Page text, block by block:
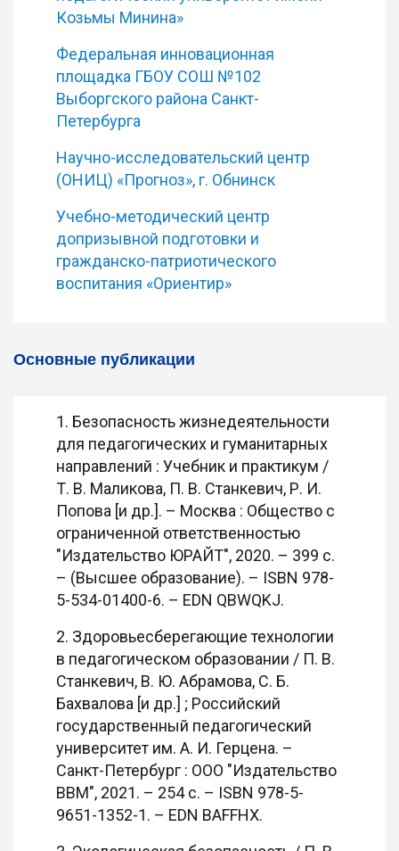
Козьмы Минина»
Федеральная инновационная
площадка ГБОУ СОШ №102
Выборгского района Санкт-
Петербурга
Научно-исследовательский центр
(ОНИЦ) «Прогноз», г. Обнинск
Учебно-методический центр
допризывной подготовки и
гражданско-патриотического
воспитания «Ориентир»
Основные публикации
1. Безопасность жизнедеятельности
для педагогических и гуманитарных
направлений : Учебник и практикум /
Т. В. Маликова, П. В. Станкевич, Р. И.
Попова [и др.]. – Москва : Общество с
ограниченной ответственностью
"Издательство ЮРАЙТ", 2020. – 399 с.
– (Высшее образование). – ISBN 978-
5-534-01400-6. – EDN QBWQKJ.
2. Здоровьесберегающие технологии
в педагогическом образовании / П. В.
Станкевич, В. Ю. Абрамова, С. Б.
Бахвалова [и др.] ; Российский
государственный педагогический
университет им. А. И. Герцена. –
Санкт-Петербург : ООО "Издательство
ВВМ", 2021. – 254 с. – ISBN 978-5-
9651-1352-1. – EDN BAFFHX.